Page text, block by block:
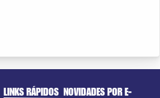
LINKS RÁPIDOS NOVIDADES POR E-